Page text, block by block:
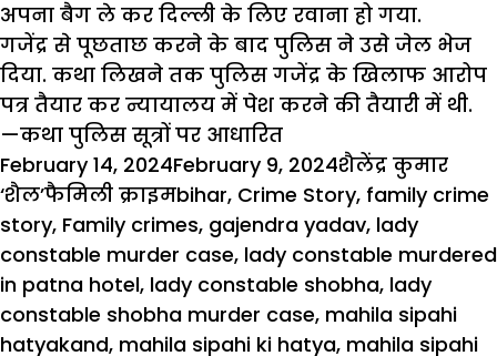
अपना बैग ले कर दिल्ली के लिए रवाना हो गया.
गजेंद्र से पूछताछ करने के बाद पुलिस ने उसे जेल भेज
दिया. कथा लिखने तक पुलिस गजेंद्र के खिलाफ आरोप
पत्र तैयार कर न्यायालय में पेश करने की तैयारी में थी.
—कथा पुलिस सूत्रों पर आधारित
Posted
on
February 14, 2024February 9, 2024Author
शैलेंद्र कुमार
‘शैल’Categories
फैमिली क्राइमTags
bihar, Crime Story, family crime
story, Family crimes, gajendra yadav, lady
constable murder case, lady constable murdered
in patna hotel, lady constable shobha, lady
constable shobha murder case, mahila sipahi
hatyakand, mahila sipahi ki hatya, mahila sipahi